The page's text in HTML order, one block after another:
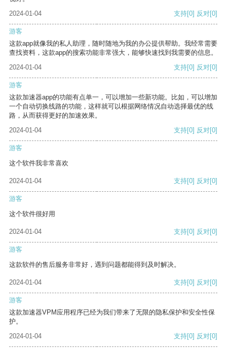
2024-01-04
支持[0] 反对[0]
游客
这款app就像我的私人助理，随时随地为我的办公提供帮助。我经常需要
查找资料，这款app的搜索功能非常强大，能够快速找到我需要的信息。
2024-01-04
支持[0] 反对[0]
游客
这款加速器app的功能有点单一，可以增加一些新功能。比如，可以增加
一个自动切换线路的功能，这样就可以根据网络情况自动选择最优的线
路，从而获得更好的加速效果。
2024-01-04
支持[0] 反对[0]
游客
这个软件我非常喜欢
2024-01-04 支持[0] 反对[0]
游客
这个软件很好用
2024-01-04 支持[0] 反对[0]
游客
这款软件的售后服务非常好，遇到问题都能得到及时解决。
2024-01-04 支持[0] 反对[0]
游客
这款加速器VPM应用程序已经为我们带来了无限的隐私保护和安全性保
护。
2024-01-04
支持[0] 反对[0]